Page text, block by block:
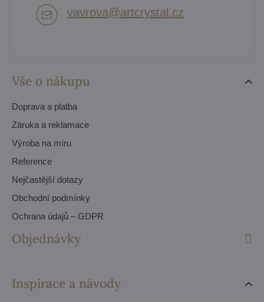
Vše o nákupu
Doprava a platba
Záruka a reklamace
Výroba na míru
Reference
Nejčastější dotazy
Obchodní podmínky
Ochrana údajů – GDPR
Objednávky
Inspirace a návody
vavrova​@artcrystal​.cz